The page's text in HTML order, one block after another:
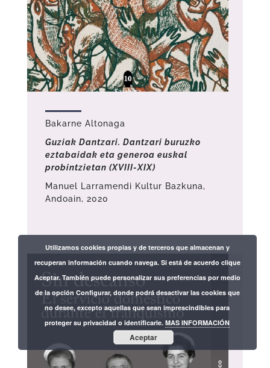
Bakarne Altonaga
Guziak Dantzari. Dantzari buruzko
eztabaidak eta generoa euskal
probintzietan (XVIII-XIX)
Manuel Larramendi Kultur Bazkuna,
Andoain, 2020
Utilizamos cookies propias y de terceros que almacenan y
recuperan información cuando navega. Si está de acuerdo clique
Aceptar. También puede personalizar sus preferencias por medio
de la opción Configurar, donde podrá desactivar las cookies que
no desee, excepto aquellas que sean imprescindibles para
proteger su privacidad o identificarle.MAS INFORMACIÓN
Aceptar